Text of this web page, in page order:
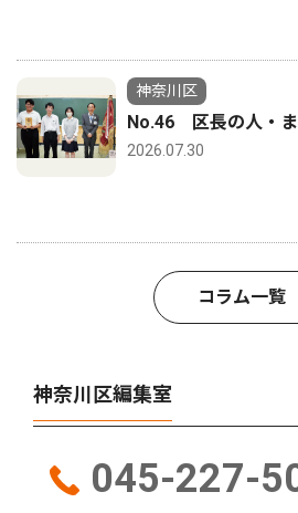
神奈川区
No.46 区長の人・
2026.07.30
コラム一覧
神奈川区編集室
045-227-